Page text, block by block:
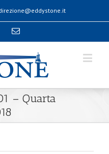
– Quarta